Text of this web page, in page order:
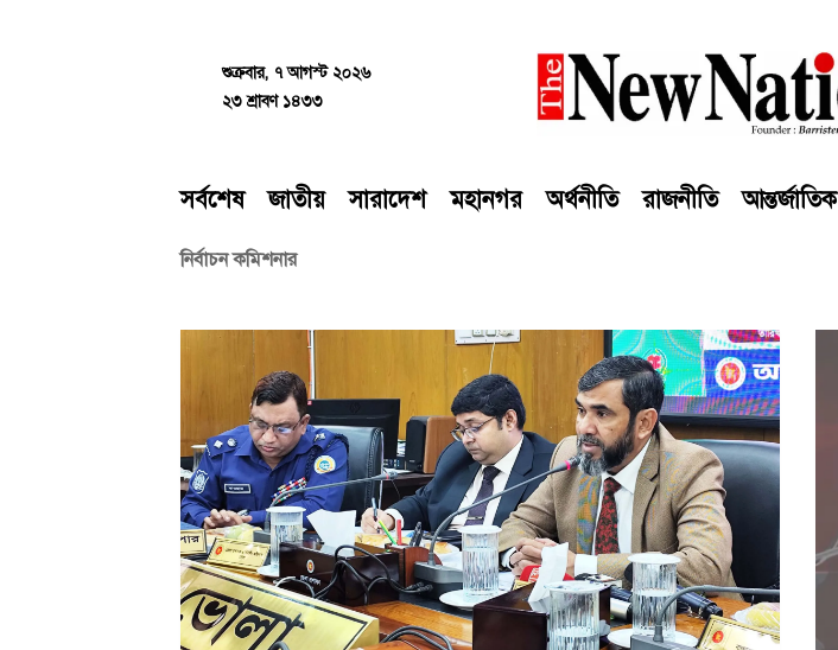
শুক্রবার, ৭ আগস্ট ২০২৬
২৩ শ্রাবণ ১৪৩৩
সর্বশেষ জাতীয় সারাদেশ মহানগর অর্থনীতি রাজনীতি আন্তর্জাতিক
নির্বাচন কমিশনার